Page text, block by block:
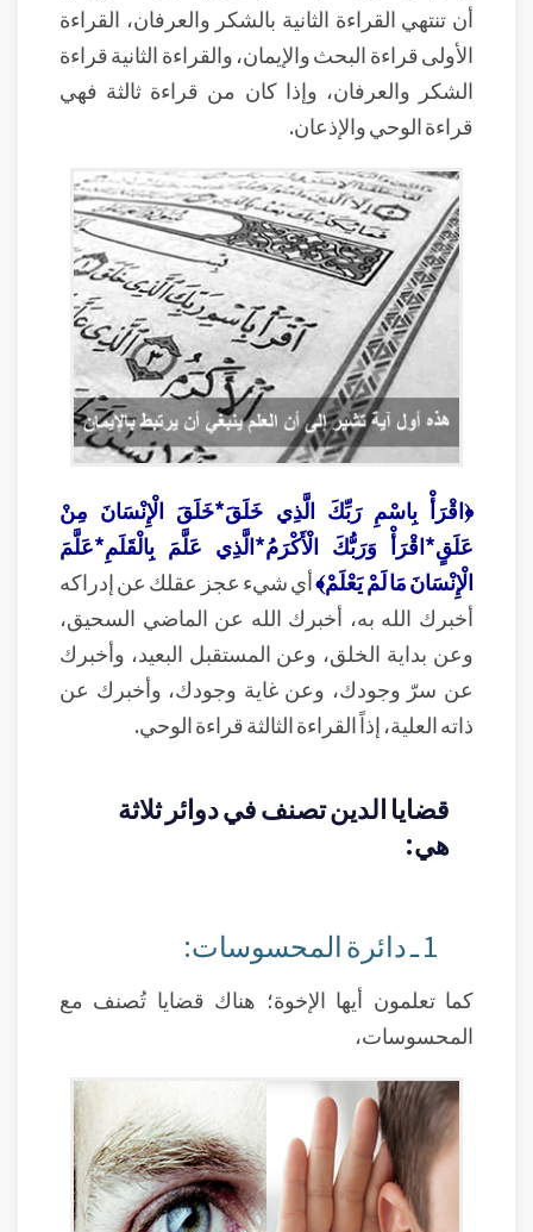
أن تنتهي القراءة الثانية بالشكر والعرفان، القراءة
الأولى قراءة البحث والإيمان، والقراءة الثانية قراءة
الشكر والعرفان، وإذا كان من قراءة ثالثة فهي
قراءة الوحي والإذعان.
﴿اقْرَأْ بِاسْمِ رَبِّكَ الَّذِي خَلَقَ*خَلَقَ الْإِنْسَانَ مِنْ
عَلَقٍ*اقْرَأْ وَرَبُّكَ الْأَكْرَمُ*الَّذِي عَلَّمَ بِالْقَلَمِ*عَلَّمَ
الْإِنْسَانَ مَا لَمْ يَعْلَمْ﴾أي شيء عجز عقلك عن إدراكه
أخبرك الله به، أخبرك الله عن الماضي السحيق،
وعن بداية الخلق، وعن المستقبل البعيد، وأخبرك
عن سرّ وجودك، وعن غاية وجودك، وأخبرك عن
ذاته العلية، إذاً القراءة الثالثة قراءة الوحي.
قضايا الدين تصنف في دوائر ثلاثة
هي:
1 ـ دائرة المحسوسات:
كما تعلمون أيها الإخوة؛ هناك قضايا تُصنف مع
المحسوسات،